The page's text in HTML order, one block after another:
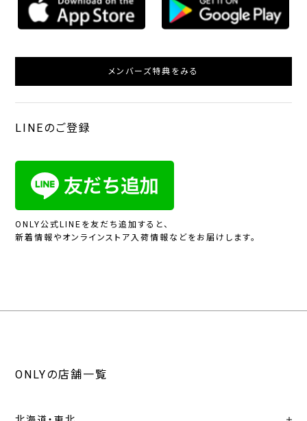
メンバーズ特典をみる
LINEのご登録
ONLY公式LINEを友だち追加すると、
新着情報やオンラインストア入荷情報などをお届けします。
ONLYの店舗一覧